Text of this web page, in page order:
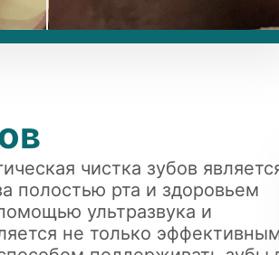
чистка зубов
полостью рта и здоровьем
ультразвука и
не только